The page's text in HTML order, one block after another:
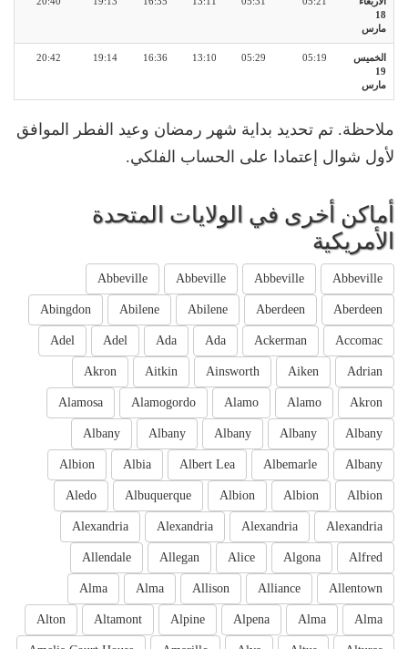
18
مارس
الخميس
19
مارس
05:19
05:29
13:10
16:36
19:14
20:42
ملاحظة. تم تحديد بداية شهر رمضان وعيد الفطر الموافق
لأول شوال إعتمادا على الحساب الفلكي.
أماكن أخرى في الولايات المتحدة
الأمريكية
Abbeville
Abbeville
Abbeville
Abbeville
Aberdeen
Aberdeen
Abilene
Abilene
Abingdon
Accomac
Ackerman
Ada
Ada
Adel
Adel
Adrian
Aiken
Ainsworth
Aitkin
Akron
Akron
Alamo
Alamo
Alamogordo
Alamosa
Albany
Albany
Albany
Albany
Albany
Albany
Albemarle
Albert Lea
Albia
Albion
Albion
Albion
Albion
Albuquerque
Aledo
Alexandria
Alexandria
Alexandria
Alexandria
Alfred
Algona
Alice
Allegan
Allendale
Allentown
Alliance
Allison
Alma
Alma
Alma
Alma
Alpena
Alpine
Altamont
Alton